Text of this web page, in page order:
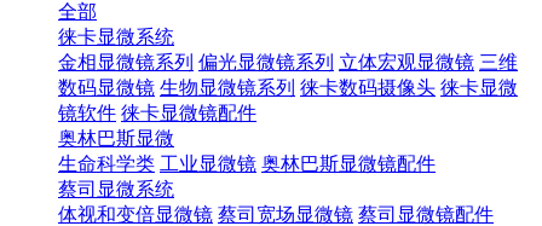
全部
徕卡显微系统
金相显微镜系列 偏光显微镜系列 立体宏观显微镜 三维
数码显微镜 生物显微镜系列 徕卡数码摄像头 徕卡显微
镜软件 徕卡显微镜配件
奥林巴斯显微
生命科学类 工业显微镜 奥林巴斯显微镜配件
蔡司显微系统
体视和变倍显微镜 蔡司宽场显微镜 蔡司显微镜配件